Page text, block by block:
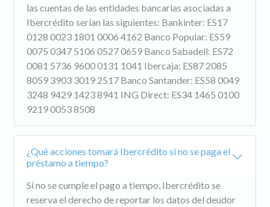
las cuentas de las entidades bancarias asociadas a
Ibercrédito serían las siguientes: Bankinter: ES17
0128 0023 1801 0006 4162 Banco Popular: ES59
0075 0347 5106 0527 0659 Banco Sabadell: ES72
0081 5736 9600 0131 1041 Ibercaja: ES87 2085
8059 3903 3019 2517 Banco Santander: ES58 0049
3248 9429 1423 8941 ING Direct: ES34 1465 0100
9219 0053 8508
¿Qué acciones tomará Ibercrédito si no se paga el
préstamo a tiempo?
Si no se cumple el pago a tiempo, Ibercrédito se
reserva el derecho de reportar los datos del deudor